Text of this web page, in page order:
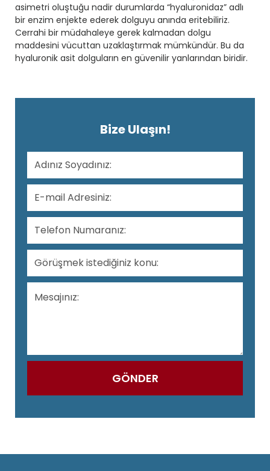
asimetri oluştuğu nadir durumlarda “hyaluronidaz” adlı
bir enzim enjekte ederek dolguyu anında eritebiliriz.
Cerrahi bir müdahaleye gerek kalmadan dolgu
maddesini vücuttan uzaklaştırmak mümkündür. Bu da
hyaluronik asit dolguların en güvenilir yanlarından biridir.
Bize Ulaşın!